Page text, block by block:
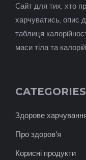
Cайт для тих, хто
харчуватись, опис
таблиця
маси тіла та калорій.
CATEGORIES
Здорове
Про здоров'я
Корисні продукти